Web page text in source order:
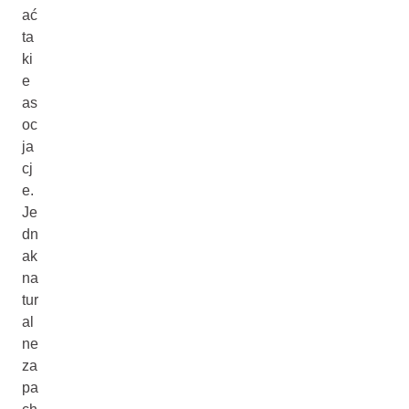
ać
ta
ki
e
as
oc
ja
cj
e.
Je
dn
ak
na
tur
al
ne
za
pa